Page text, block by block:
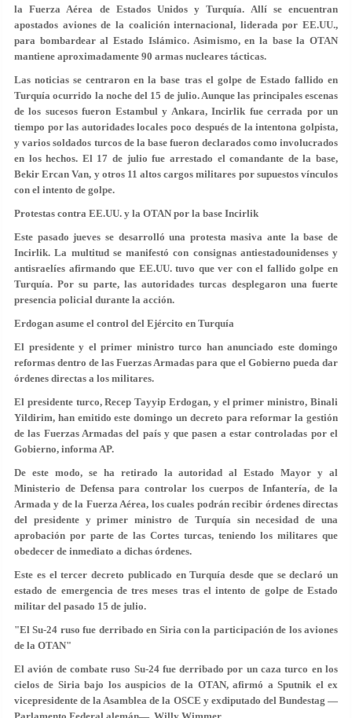
la Fuerza Aérea de Estados Unidos y Turquía. Allí se encuentran
apostados aviones de la coalición internacional, liderada por EE.UU.,
para bombardear al Estado Islámico. Asimismo, en la base la OTAN
mantiene aproximadamente 90 armas nucleares tácticas.
Las noticias se centraron en la base tras el golpe de Estado fallido en
Turquía ocurrido la noche del 15 de julio. Aunque las principales escenas
de los sucesos fueron Estambul y Ankara, Incirlik fue cerrada por un
tiempo por las autoridades locales poco después de la intentona golpista,
y varios soldados turcos de la base fueron declarados como involucrados
en los hechos. El 17 de julio fue arrestado el comandante de la base,
Bekir Ercan Van, y otros 11 altos cargos militares por supuestos vínculos
con el intento de golpe.
Protestas contra EE.UU. y la OTAN por la base Incirlik
Este pasado jueves se desarrolló una protesta masiva ante la base de
Incirlik. La multitud se manifestó con consignas antiestadounidenses y
antisraelíes afirmando que EE.UU. tuvo que ver con el fallido golpe en
Turquía. Por su parte, las autoridades turcas desplegaron una fuerte
presencia policial durante la acción.
Erdogan asume el control del Ejército en Turquía
El presidente y el primer ministro turco han anunciado este domingo
reformas dentro de las Fuerzas Armadas para que el Gobierno pueda dar
órdenes directas a los militares.
El presidente turco, Recep Tayyip Erdogan, y el primer ministro, Binali
Yildirim, han emitido este domingo un decreto para reformar la gestión
de las Fuerzas Armadas del país y que pasen a estar controladas por el
Gobierno, informa AP.
De este modo, se ha retirado la autoridad al Estado Mayor y al
Ministerio de Defensa para controlar los cuerpos de Infantería, de la
Armada y de la Fuerza Aérea, los cuales podrán recibir órdenes directas
del presidente y primer ministro de Turquía sin necesidad de una
aprobación por parte de las Cortes turcas, teniendo los militares que
obedecer de inmediato a dichas órdenes.
Este es el tercer decreto publicado en Turquía desde que se declaró un
estado de emergencia de tres meses tras el intento de golpe de Estado
militar del pasado 15 de julio.
"El Su-24 ruso fue derribado en Siria con la participación de los aviones
de la OTAN"
Elavión de combate ruso Su-24 fue derribado por un caza turco en los
cielos de Siriabajo los auspicios de la OTAN, afirmó a Sputnik el ex
vicepresidente de la Asamblea de la OSCE y exdiputado del Bundestag —